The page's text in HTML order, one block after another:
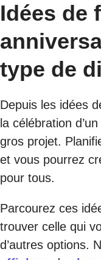
Idées de
type de
Depuis les idées
la célébration
gros projet.
et vous pourrez
pour tous.
Parcourez ces
trouver celle qui
d’autres options.